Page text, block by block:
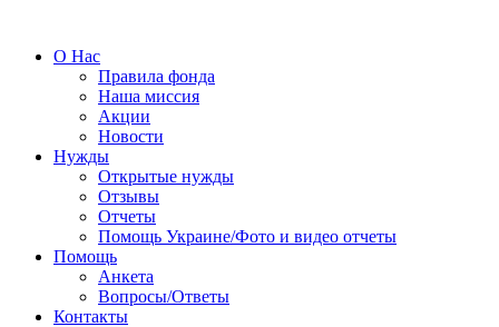
О Нас
Правила фонда
Наша миссия
Акции
Новости
Нужды
Открытые нужды
Отзывы
Отчеты
Помощь Украине/Фото и видео отчеты
Помощь
Анкета
Вопросы/Ответы
Контакты